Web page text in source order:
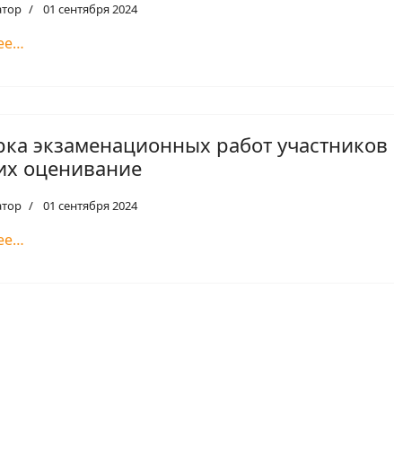
01 сентября 2024
экзаменационных работ участников
оценивание
01 сентября 2024